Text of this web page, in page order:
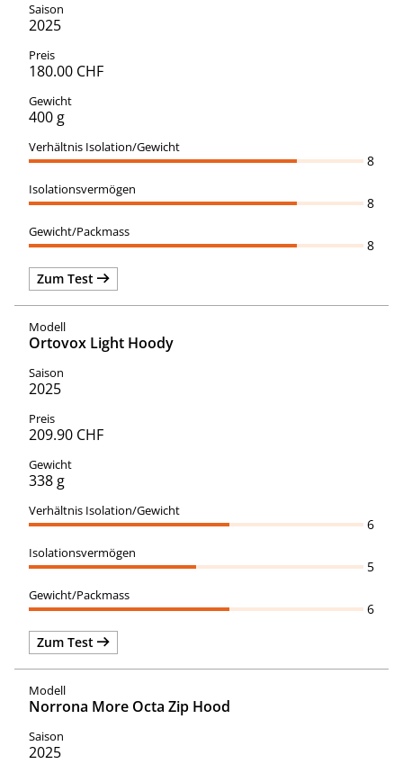
2025
180.00 CHF
400 g
8
8
8
Zum Test
Ortovox Light Hoody
2025
209.90 CHF
338 g
6
5
6
Zum Test
Norrona More Octa Zip Hood
2025